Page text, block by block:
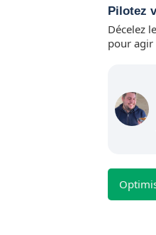
Pilotez
Décelez
pour agir